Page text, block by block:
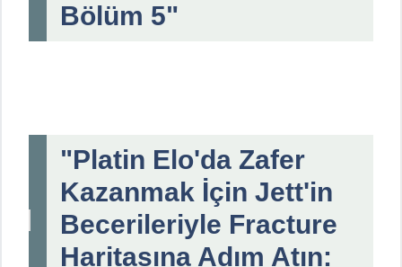
Bölüm 5"
"Platin Elo'da Zafer
Kazanmak İçin Jett'in
Becerileriyle Fracture
Haritasına Adım Atın: